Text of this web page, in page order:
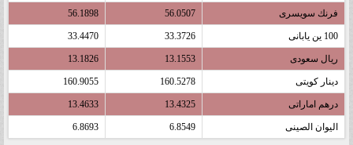
فرنك سويسرى 56.0507
56.1898
100 ين يابانى 33.3726
33.4470
ريال سعودى 13.1553
13.1826
دينار كويتى 160.5278
160.9055
درهم اماراتى 13.4325
13.4633
اليوان الصينى 6.8549
6.8693